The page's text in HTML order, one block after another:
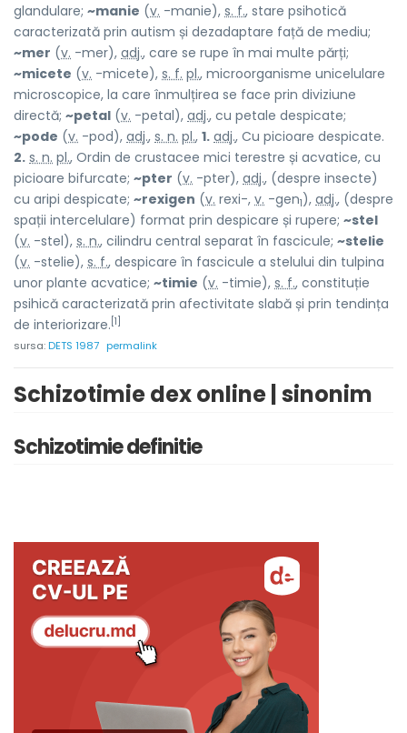
glandulare; ~manie (v. -manie), s. f., stare psihotică
caracterizată prin autism și dezadaptare față de mediu;
~mer (v. -mer), adj., care se rupe în mai multe părți;
~micete (v. -micete), s. f. pl., microorganisme unicelulare
microscopice, la care înmulțirea se face prin diviziune
directă; ~petal (v. -petal), adj., cu petale despicate;
~pode (v. -pod), adj., s. n. pl., 1. adj., Cu picioare despicate.
2. s. n. pl., Ordin de crustacee mici terestre și acvatice, cu
picioare bifurcate; ~pter (v. -pter), adj., (despre insecte)
cu aripi despicate; ~rexigen (v. rexi-, v. -gen1), adj., (despre
spații intercelulare) format prin despicare și rupere; ~stel
(v. -stel), s. n., cilindru central separat în fascicule; ~stelie
(v. -stelie), s. f., despicare în fascicule a stelului din tulpina
unor plante acvatice; ~timie (v. -timie), s. f., constituție
psihică caracterizată prin afectivitate slabă și prin tendința
de interiorizare. [1]
sursa:DETS 1987 permalink
Schizotimie dex online | sinonim
Schizotimie definitie